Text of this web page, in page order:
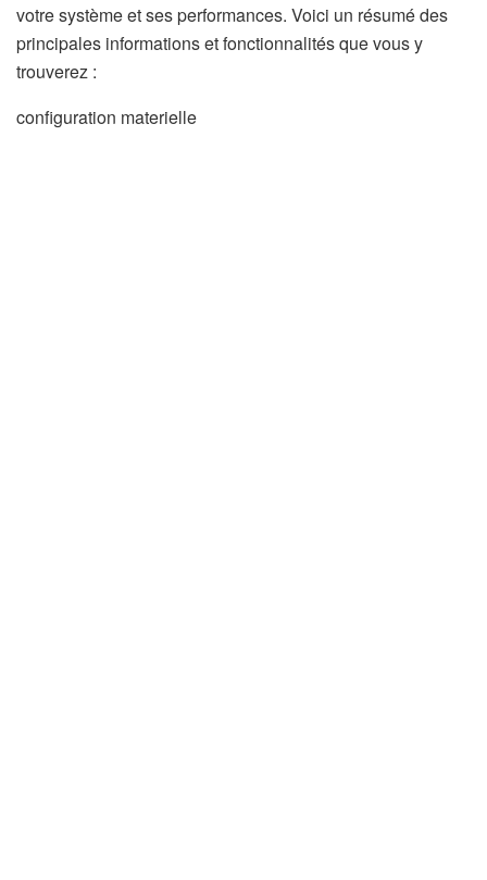
votre système et ses performances. Voici un résumé des
principales informations et fonctionnalités que vous y
trouverez :
configuration materielle